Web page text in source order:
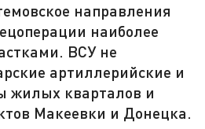
направления
наиболее
ВСУ не
артиллерийские и
жилых кварталов и
Макеевки и Донецка.